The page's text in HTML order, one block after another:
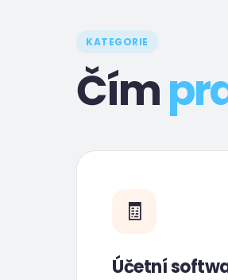
KATEGORIE
Čím
🧾
Účetní